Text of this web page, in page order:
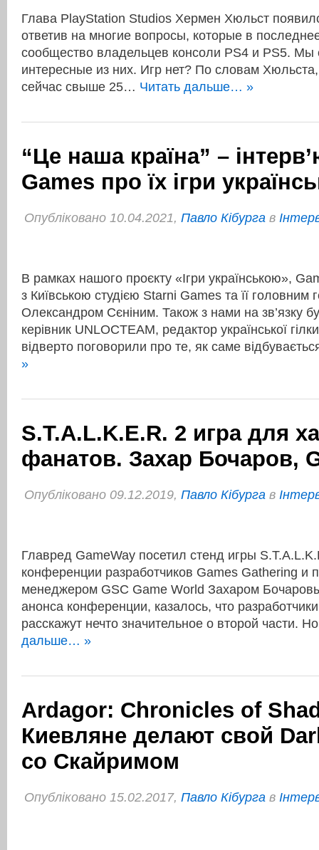
Глава PlayStation Studios Хермен Хюльст
ответив на многие вопросы, которые в
сообщество владельцев консоли PS4 и PS5.
интересные из них. Игр нет? По словам
сейчас свыше 25… Читать дальше… »
“Це наша країна” –
Games про їх ігри
Опубліковано 10.04.2021, Павло Кібурга в
В рамках нашого проєкту «Ігри українською»,
з Київською студією Starni Games та її головним
Олександром Сєніним. Також з нами на зв’язку
керівник UNLOCTEAM, редактор української
відверто поговорили про те, як саме
»
S.T.A.L.K.E.R. 2 игра для
фанатов. Захар Бочаров,
Опубліковано 09.12.2019, Павло Кібурга в
Главред GameWay посетил стенд игры
конференции разработчиков Games Gathering и
менеджером GSC Game World Захаром
анонса конференции, казалось, что
расскажут нечто значительное о второй части.
дальше… »
Ardagor: Chronicles of
Киевляне делают свой
со Скайримом
Опубліковано 15.02.2017, Павло Кібурга в